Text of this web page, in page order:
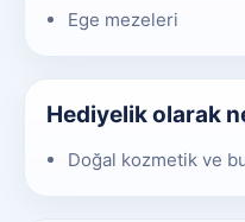
Ege mezeleri
Hediyelik olarak
Doğal kozmetik ve